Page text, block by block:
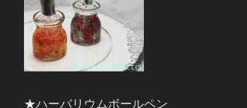
★ハーバリウムボールペン